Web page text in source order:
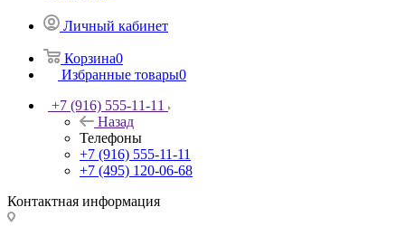
Личный кабинет
Корзина0
Избранные товары0
+7 (916) 555-11-11
Назад
Телефоны
+7 (916) 555-11-11
+7 (495) 120-06-68
Контактная информация